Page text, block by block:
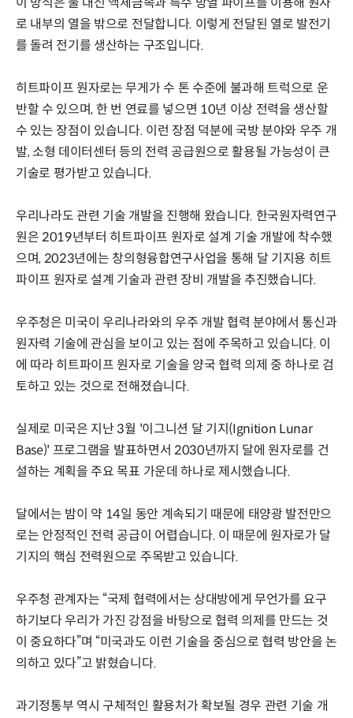
로 내부의 열을 밖으로 전달합니다. 이렇게 전달된 열로 발전기
를 돌려 전기를 생산하는 구조입니다.
히트파이프 원자로는 무게가 수 톤 수준에 불과해 트럭으로 운
반할 수 있으며, 한 번 연료를 넣으면 10년 이상 전력을 생산할
수 있는 장점이 있습니다. 이런 장점 덕분에 국방 분야와 우주 개
발, 소형 데이터센터 등의 전력 공급원으로 활용될 가능성이 큰
기술로 평가받고 있습니다.
우리나라도 관련 기술 개발을 진행해 왔습니다. 한국원자력연구
원은 2019년부터 히트파이프 원자로 설계 기술 개발에 착수했
으며, 2023년에는 창의형융합연구사업을 통해 달 기지용 히트
파이프 원자로 설계 기술과 관련 장비 개발을 추진했습니다.
우주청은 미국이 우리나라와의 우주 개발 협력 분야에서 통신과
원자력 기술에 관심을 보이고 있는 점에 주목하고 있습니다. 이
에 따라 히트파이프 원자로 기술을 양국 협력 의제 중 하나로 검
토하고 있는 것으로 전해졌습니다.
실제로 미국은 지난 3월 '이그니션 달 기지(Ignition Lunar
Base)' 프로그램을 발표하면서 2030년까지 달에 원자로를 건
설하는 계획을 주요 목표 가운데 하나로 제시했습니다.
달에서는 밤이 약 14일 동안 계속되기 때문에 태양광 발전만으
로는 안정적인 전력 공급이 어렵습니다. 이 때문에 원자로가 달
기지의 핵심 전력원으로 주목받고 있습니다.
우주청 관계자는 “국제 협력에서는 상대방에게 무언가를 요구
하기보다 우리가 가진 강점을 바탕으로 협력 의제를 만드는 것
이 중요하다”며 “미국과도 이런 기술을 중심으로 협력 방안을 논
의하고 있다”고 밝혔습니다.
과기정통부 역시 구체적인 활용처가 확보될 경우 관련 기술 개